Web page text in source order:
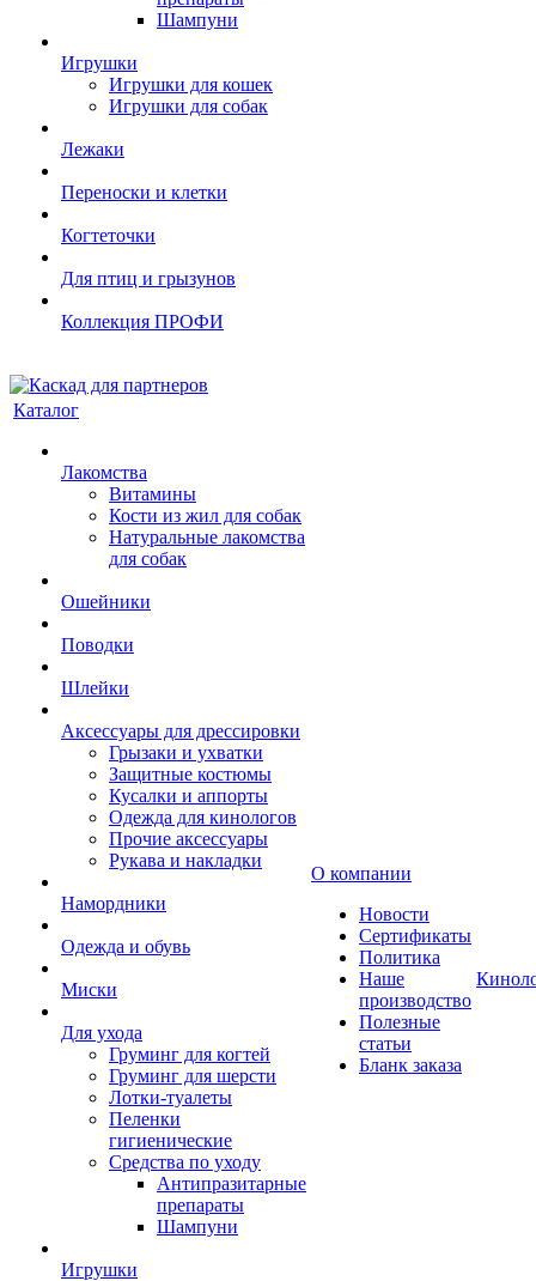
Шампуни
Игрушки
Игрушки для кошек
Игрушки для собак
Лежаки
Переноски и клетки
Когтеточки
Для птиц и грызунов
Коллекция ПРОФИ
Каталог
Лакомства
Витамины
Кости из жил для собак
Натуральные лакомства
для собак
Ошейники
Поводки
Шлейки
Аксессуары для дрессировки
Грызаки и ухватки
Защитные костюмы
Кусалки и аппорты
Одежда для кинологов
Прочие аксессуары
Рукава и накладки
Намордники
Одежда и обувь
Миски
Для ухода
Груминг для когтей
Груминг для шерсти
Лотки-туалеты
Пеленки
гигиенические
Средства по уходу
Антипразитарные
препараты
Шампуни
Игрушки
О компании
Новости
Сертификаты
Политика
Наше
производство
Полезные
статьи
Бланк заказа